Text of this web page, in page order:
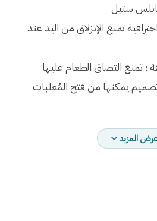
ستيل
تمنع الإنزلاق من اليد عند
تمنع التصاق الطعام عليها
يمكنها من فتح المُعلبات
عرض المزيد